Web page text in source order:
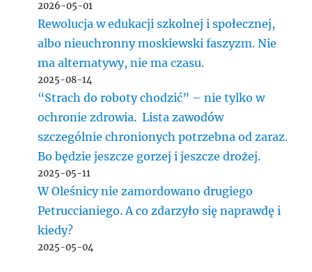
2026-05-01
Rewolucja w edukacji szkolnej i społecznej,
albo nieuchronny moskiewski faszyzm. Nie
ma alternatywy, nie ma czasu.
2025-08-14
“Strach do roboty chodzić” – nie tylko w
ochronie zdrowia. Lista zawodów
szczególnie chronionych potrzebna od zaraz.
Bo będzie jeszcze gorzej i jeszcze drożej.
2025-05-11
W Oleśnicy nie zamordowano drugiego
Petruccianiego. A co zdarzyło się naprawdę i
kiedy?
2025-05-04